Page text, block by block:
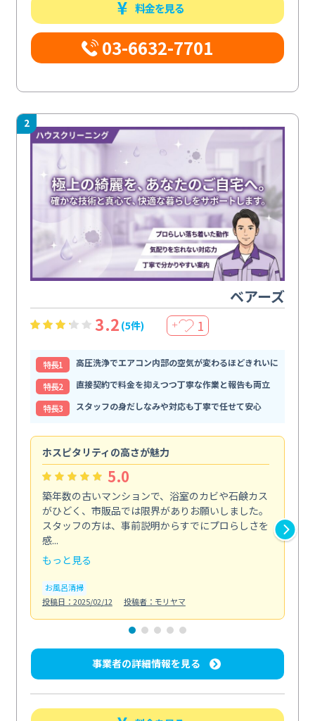
料金を見る
03-6632-7701
2
ベアーズ
3.2 (5件) ＋ 1
特⻑1
高圧洗浄でエアコン内部の空気が変わるほどきれいに
特⻑2
直接契約で料金を抑えつつ丁寧な作業と報告も両立
特⻑3
スタッフの身だしなみや対応も丁寧で任せて安心
ホスピタリティの高さが魅力
5.0
築年数の古いマンションで、浴室のカビや石鹸カス
がひどく、市販品では限界がありお願いしました。
スタッフの方は、事前説明からすでにプロらしさを
感...
もっと見る
お風呂清掃
投稿日：2025/02/12
投稿者：モリヤマ
事業者の詳細情報を見る